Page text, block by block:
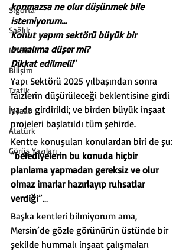
Sigorta
Sağlık
MTSO
Bilişim
Trafik
İnşaat
Atatürk
Görüş Yazıları
konmazsa ne olur düşünmek bile
istemiyorum…
Konut yapım sektörü büyük bir
bunalıma düşer mi?
Dikkat edilmeli!”
Yapı Sektörü 2025 yılbaşından sonra
faizlerin düşürüleceği beklentisine girdi
ya da girdirildi; ve birden büyük inşaat
projeleri başlatıldı tüm şehirde.
Kentte konuşulan konulardan biri de şu:
“belediyelerin bu konuda hiçbir
planlama yapmadan gereksiz ve olur
olmaz imarlar hazırlayıp ruhsatlar
verdiği”…
Başka kentleri bilmiyorum ama,
Mersin’de gözle görünürün üstünde bir
şekilde hummalı inşaat çalışmaları